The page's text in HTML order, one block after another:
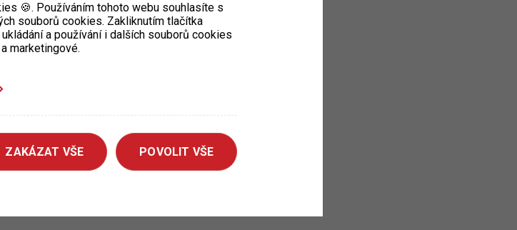
зворотній стороні
на визначеній
засобу
або
транспортним
dopravní omezení
🍪. Používáním tohoto webu souhlasíte s
souborů cookies. Zakliknutím tlačítka
a používání i dalších souborů cookies
marketingové.
ZAKÁZAT VŠE POVOLIT VŠE